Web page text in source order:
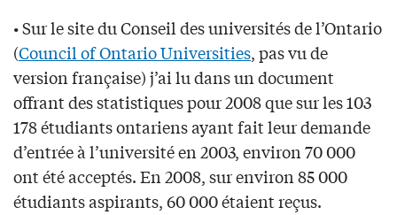
• Sur le site du Conseil des universités de l’Ontario
(Council of Ontario Universities, pas vu de
version française) j’ai lu dans un document
offrant des statistiques pour 2008 que sur les 103
178 étudiants ontariens ayant fait leur demande
d’entrée à l’université en 2003, environ 70 000
ont été acceptés. En 2008, sur environ 85 000
étudiants aspirants, 60 000 étaient reçus.